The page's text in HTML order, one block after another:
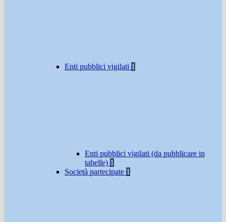
Enti pubblici vigilati 1
Enti pubblici vigilati (da pubblicare in
tabelle) 1
Società partecipate 1